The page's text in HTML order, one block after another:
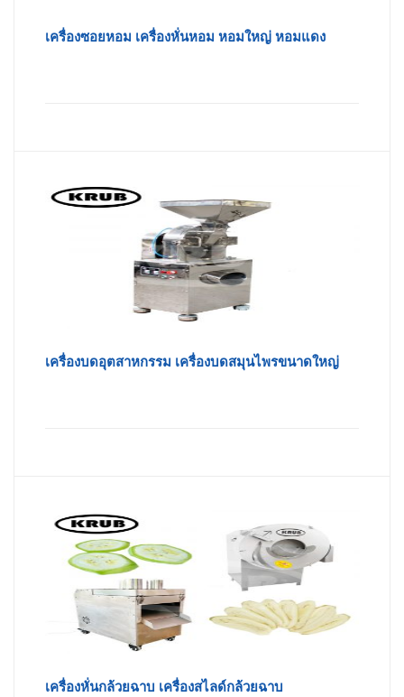
เครื่องซอยหอม เครื่องหั่นหอม หอมใหญ่ หอมแดง
เครื่องบดอุตสาหกรรม เครื่องบดสมุนไพรขนาดใหญ่
เครื่องหั่นกล้วยฉาบ เครื่องสไลด์กล้วยฉาบ